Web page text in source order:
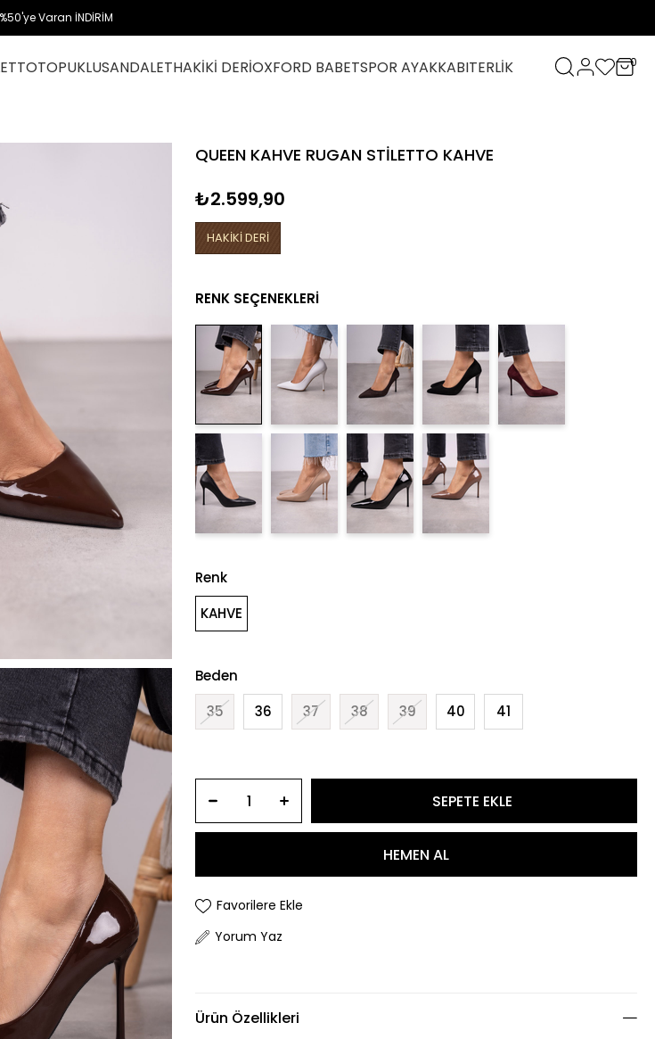
%50'ye Varan İNDİRİM
TOPUKLUSANDALETHAKİKİ DERİOXFORD BABETSPOR AYAKKABITERLİK 0
QUEEN KAHVE RUGAN STİLETTO KAHVE
₺2.599,90
HAKİKİ DERİ
RENK SEÇENEKLERI
Renk
KAHVE
Beden
35
36 37 38 39 40 41
Favorilere Ekle
Yorum Yaz
Ürün Özellikleri